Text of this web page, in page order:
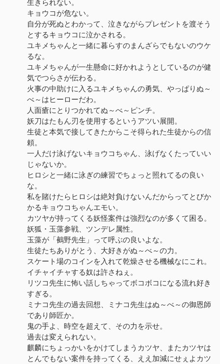
生きられない。
キョウコが危ない。
自分が死ぬとわかって、泣きながらプレゼントを渡そう
とするキョウコに泣かされる。
ユキメちゃんと一緒に暮らすのまんざらでもないのウケ
るな。
ユキメちゃんが一生懸命に好かれようとしているのが健
気でつらさが伝わる。
火事の中助けに入るユキメちゃんの勇気、やっぱりぬ～
べ～はヒーローだわ。
人面瘡にとりつかれてぬ～べ～ピンチ。
妖刀はたもん刃を使用するというアツい展開。
生徒と本気で接してきたからこそ得られた生徒からの信
頼。
一人だけ泳げないキョウコちゃん、泳げなくたっていい
じゃないか。
ヒロシと一緒に泳ぎの練習でちょっと照れてるの良い
な。
私を賭けたらヒロシは絶対負けないんだからってとびか
かるキョウコちゃんエモい。
カツヤが持ってくる妖怪案件は強烈なのが多くて困る。
妖狐・玉藻参戦、ツンデレ属性。
玉藻が「鵺野先生」って呼ぶの良いよな。
生徒たちありがとう、大好きがぬ～べ～の力。
スケート場のコインを入れて乾燥させる機械なにこれ。
イチャイチャする奴は許さねぇ。
リツコ先生に怖い話しちゃってボコボコになる流れ好き
すぎる。
ミナコ先生の過去回想、ミナコ先生はぬ～べ～の御恩師
であり師匠か。
鬼の手よ、時空を超えて、その力を示せ。
過去は変えられない。
麒麟にちょっかいをかけてしまうカツヤ、またカツヤは
とんでもない案件を持ってくる、ええ加減にせぇよカツ